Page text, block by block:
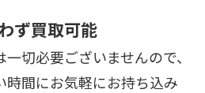
ず買取可能
切必要ございませんので、
時間にお気軽にお持ち込み